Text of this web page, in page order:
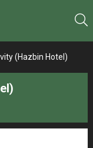
(Hazbin Hotel)